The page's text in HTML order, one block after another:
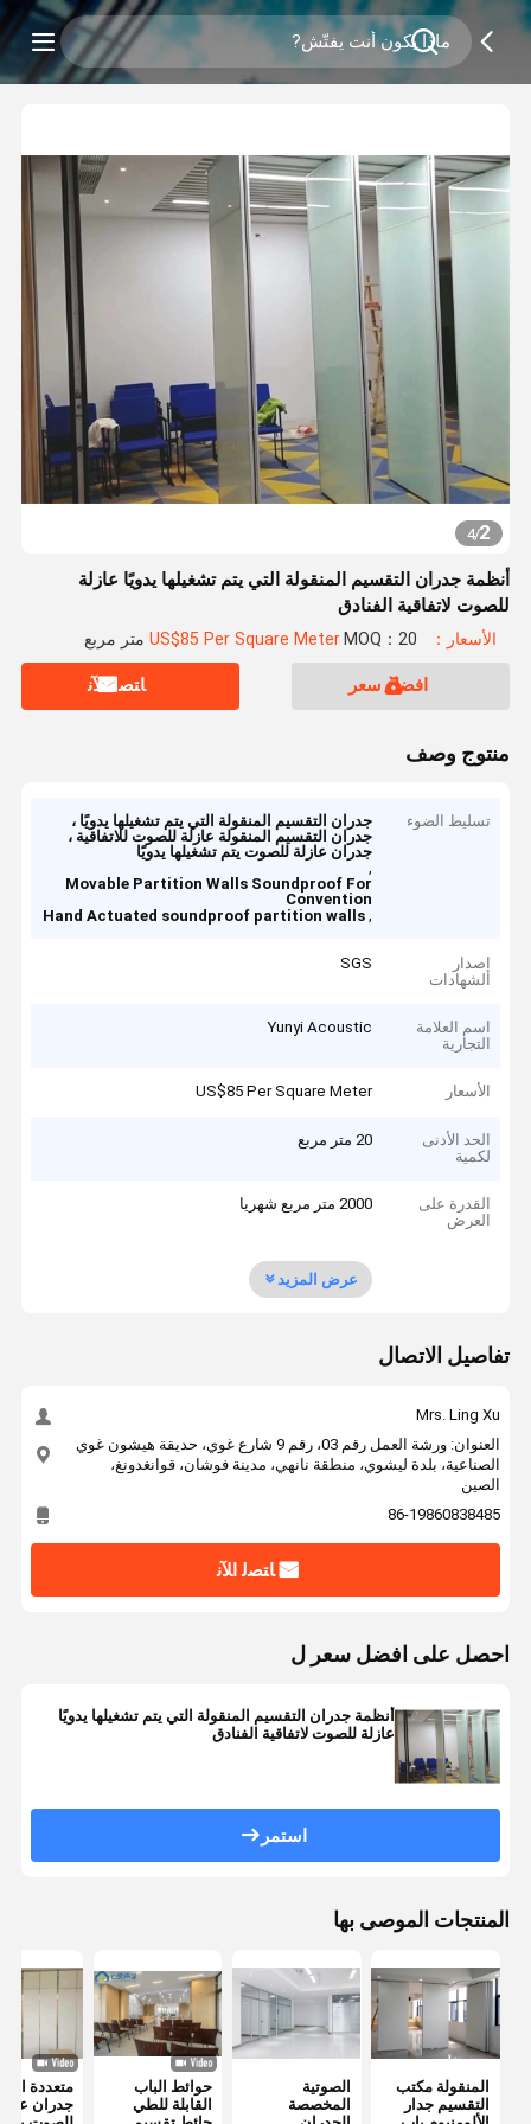
2
/
4
أنظمة جدران التقسيم المنقولة التي يتم تشغيلها يدويًا عازلة
للصوت لاتفاقية الفنادق
الأسعار：US$85 Per Square Meter MOQ：20 متر مربع
افضل سعر ﺎﺘﺼﻟ ﺍﻶﻧ
منتوج وصف
تسليط الضوء
جدران التقسيم المنقولة التي يتم تشغيلها يدويًا ،
جدران التقسيم المنقولة عازلة للصوت للاتفاقية ،
جدران عازلة للصوت يتم تشغيلها يدويًا
,
Movable Partition Walls Soundproof For
Convention
,
Hand Actuated soundproof partition walls
إصدار
الشهادات
SGS
اسم العلامة
التجارية
Yunyi Acoustic
الأسعار US$85 Per Square Meter
الحد الأدنى
لكمية
20 متر مربع
القدرة على
العرض
2000 متر مربع شهريا
عرض المزيد
تفاصيل الاتصال
Mrs. Ling Xu
العنوان: ورشة العمل رقم 03، رقم 9 شارع غوي، حديقة هيشون غوي
الصناعية، بلدة ليشوي، منطقة نانهي، مدينة فوشان، قوانغدونغ،
الصين
86-19860838485
ﺎﺘﺼﻟ ﺍﻶﻧ
احصل على افضل سعر ل
أنظمة جدران التقسيم المنقولة التي يتم تشغيلها يدويًا
عازلة للصوت لاتفاقية الفنادق
استمر
المنتجات الموصى بها
المنقولة مكتب
التقسيم جدار
الصوتية
المخصصة
حوائط الباب
القابلة للطي
متعددة
جدران